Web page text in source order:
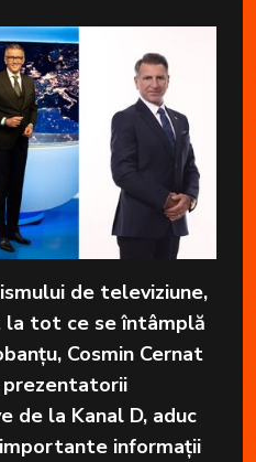
de televiziune,
la tot ce se întâmplă
Cosmin Cernat
prezentatorii
de la Kanal D, aduc
informații